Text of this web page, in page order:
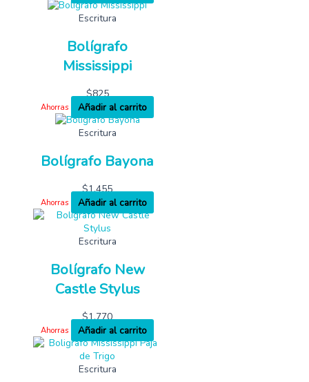
Escritura
Bolígrafo
Mississippi
$825
Ahorras
Añadir al carrito
Escritura
Bolígrafo Bayona
$1,455
Ahorras Añadir al carrito
Escritura
Bolígrafo New
Castle Stylus
$1,770
Ahorras Añadir al carrito
Escritura